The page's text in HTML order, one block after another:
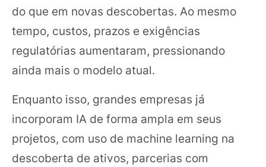
do que em novas descobertas. Ao mesmo
tempo, custos, prazos e exigências
regulatórias aumentaram, pressionando
ainda mais o modelo atual.
Enquanto isso, grandes empresas já
incorporam IA de forma ampla em seus
projetos, com uso de machine learning na
descoberta de ativos, parcerias com